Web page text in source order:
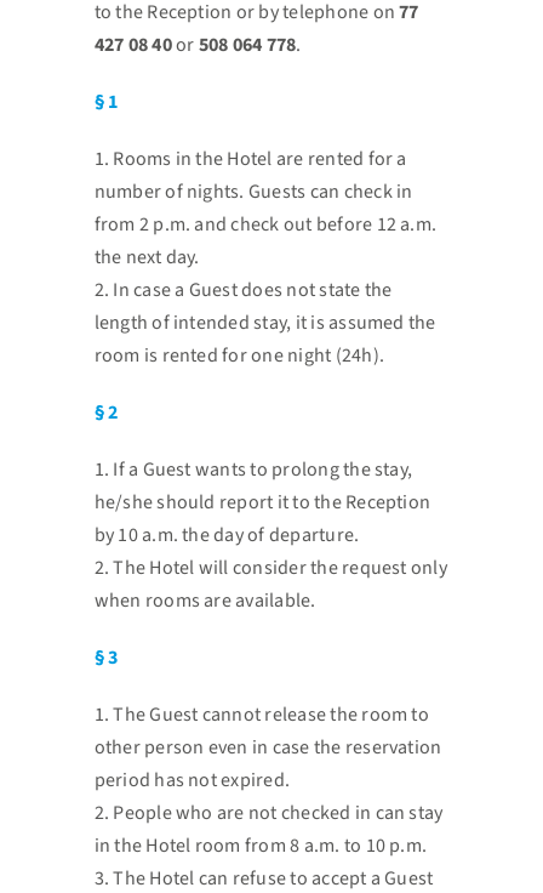
to the Reception or bytelephone on77
427 08 40or508 064 778.
§ 1
1. Rooms in the Hotel are rented for a
number of nights. Guests can check in
from 2 p.m. and check out before 12 a.m.
the next day.
2. In case a Guest does not state the
length of intended stay, it is assumed the
room is rented for onenight (24h).
§ 2
1. If a Guest wants to prolong the stay,
he/she should report it to the Reception
by 10 a.m. the day ofdeparture.
2. The Hotel will consider the request only
when rooms are available.
§ 3
1. The Guest cannot release the room to
other person even in case the reservation
period has notexpired.
2. People who are not checked in can stay
in the Hotel room from 8 a.m. to 10 p.m.
3. The Hotel can refuse to accept a Guest